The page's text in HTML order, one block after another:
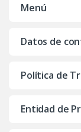
Menú
Datos de
Política de
Entidad de